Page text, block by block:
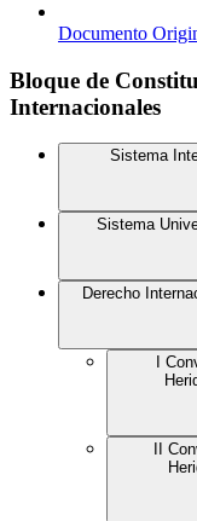
Documento
Bloque de
Internacionales
Sistema
Sistema
Derecho
I
II